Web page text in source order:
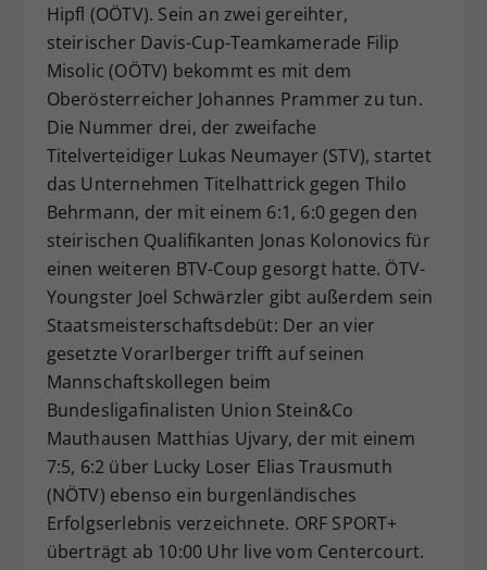
Hipfl (OÖTV). Sein an zwei gereihter,
steirischer Davis-Cup-Teamkamerade Filip
Misolic (OÖTV) bekommt es mit dem
Oberösterreicher Johannes Prammer zu tun.
Die Nummer drei, der zweifache
Titelverteidiger Lukas Neumayer (STV), startet
das Unternehmen Titelhattrick gegen Thilo
Behrmann, der mit einem 6:1, 6:0 gegen den
steirischen Qualifikanten Jonas Kolonovics für
einen weiteren BTV-Coup gesorgt hatte. ÖTV-
Youngster Joel Schwärzler gibt außerdem sein
Staatsmeisterschaftsdebüt: Der an vier
gesetzte Vorarlberger trifft auf seinen
Mannschaftskollegen beim
Bundesligafinalisten Union Stein&Co
Mauthausen Matthias Ujvary, der mit einem
7:5, 6:2 über Lucky Loser Elias Trausmuth
(NÖTV) ebenso ein burgenländisches
Erfolgserlebnis verzeichnete. ORF SPORT+
überträgt ab 10:00 Uhr live vom Centercourt.